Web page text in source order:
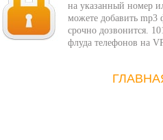
на указанный номер
можете добавить mp3
срочно дозвонится.
флуда телефонов на